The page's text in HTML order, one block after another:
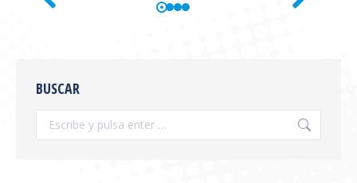
OFICIAL LA RESOLUCIÓN
SENASA 654/2026
Información General
BUSCAR